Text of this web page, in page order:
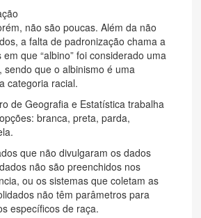
não são poucas. Além da não
a falta de padronização chama a
que “albino” foi considerado uma
sendo que o albinismo é uma
categoria racial.
de Geografia e Estatística trabalha
branca, preta, parda,
que não divulgaram os dados
não são preenchidos nos
ou os sistemas que coletam as
não têm parâmetros para
específicos de raça.